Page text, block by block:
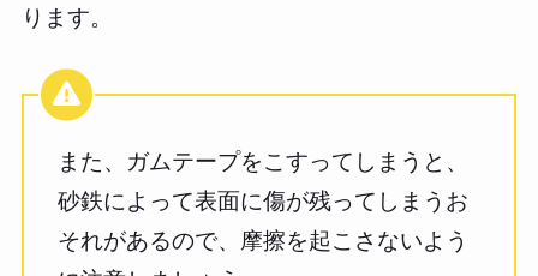
ります。
また、ガムテープをこすってしまうと、
砂鉄によって表面に傷が残ってしまうお
それがあるので、摩擦を起こさないよう